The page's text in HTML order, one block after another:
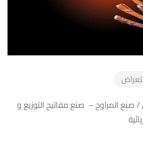
المراوح – صنع مفاتيح التوزيع و